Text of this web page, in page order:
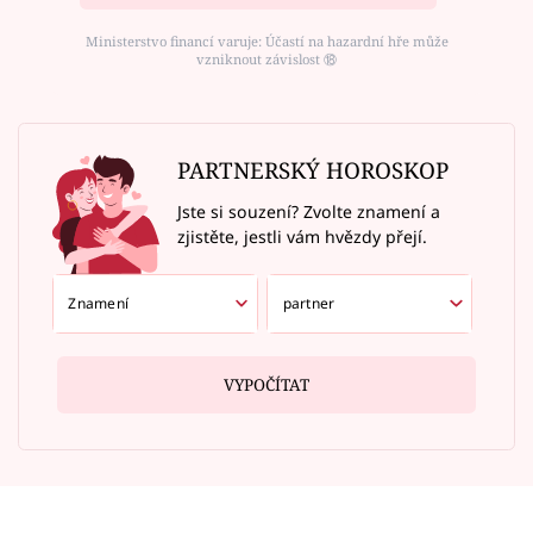
Ministerstvo financí varuje: Účastí na hazardní hře může
vzniknout závislost ⑱
PARTNERSKÝ HOROSKOP
Jste si souzení? Zvolte znamení a
zjistěte, jestli vám hvězdy přejí.
VYPOČÍTAT